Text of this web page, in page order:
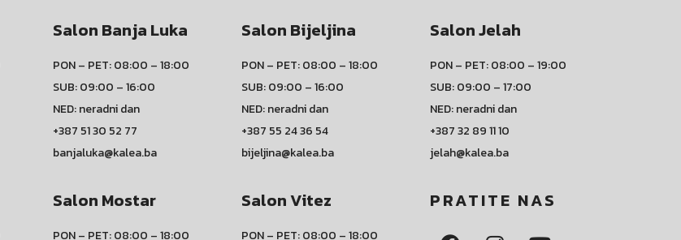
Salon Banja Luka
PON – PET: 08:00 – 18:00
SUB: 09:00 – 16:00
NED: neradni dan
+387 51 30 52 77
banjaluka@kalea.ba
Salon Bijeljina
PON – PET: 08:00 – 18:00
SUB: 09:00 – 16:00
NED: neradni dan
+387 55 24 36 54
bijeljina@kalea.ba
Salon Jelah
PON – PET: 08:00 – 19:00
SUB: 09:00 – 17:00
NED: neradni dan
+387 32 89 11 10
jelah@kalea.ba
Salon Mostar
PON – PET: 08:00 – 18:00
Salon Vitez
PON – PET: 08:00 – 18:00
PRATITE NAS